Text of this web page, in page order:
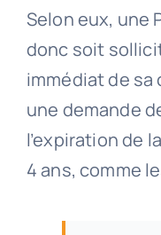
Selon eux, une
donc soit
immédiat de sa
une demande
l’expiration de
4 ans, comme